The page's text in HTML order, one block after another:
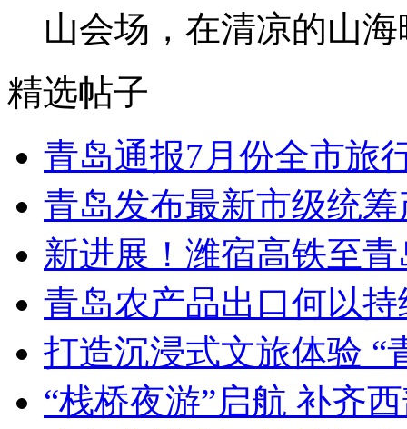
山会场，在清凉的山
精选帖子
青岛通报7月份全市旅
青岛发布最新市级统
新进展！潍宿高铁至
青岛农产品出口何以持
打造沉浸式文旅体验 “
“栈桥夜游”启航 补齐